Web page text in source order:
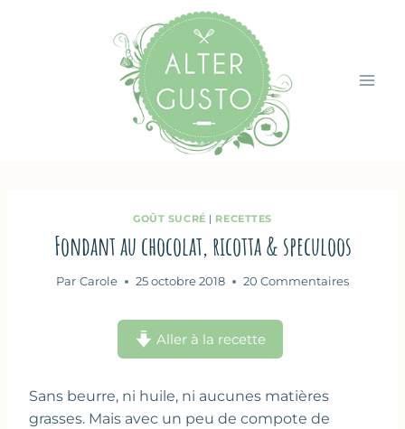
GOÛT SUCRÉ | RECETTES
Fondant au chocolat, ricotta & speculoos
Par Carole 25 octobre 2018 20 Commentaires
Aller à la recette
Sans beurre, ni huile, ni aucunes matières
grasses. Mais avec un peu de compote de